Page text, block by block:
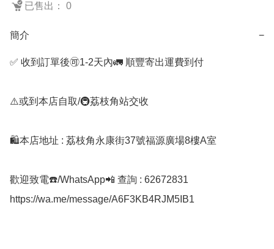
已售出： 0
簡介 −
✅ 收到訂單後🉑1-2天內🚛 順豐寄出運費到付
⚠️或到本店自取/🚇荔枝角站交收
🛍️本店地址 : 荔枝角永康街37號福源廣場8樓A室
歡迎致電☎️/WhatsApp📲 查詢 : 62672831
https://wa.me/message/A6F3KB4RJM5IB1